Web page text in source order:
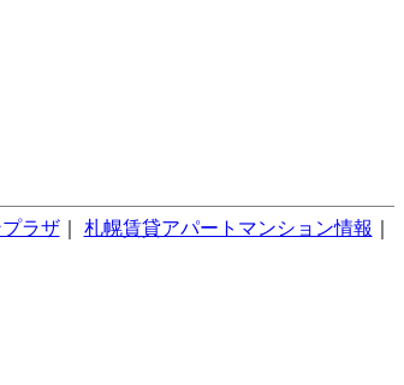
ラザ｜ 札幌賃貸アパートマンション情報